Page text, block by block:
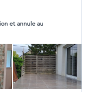
:
faïence . -
PVC, un sol
Garantie
10 ans.
de gamme pour
et annule au